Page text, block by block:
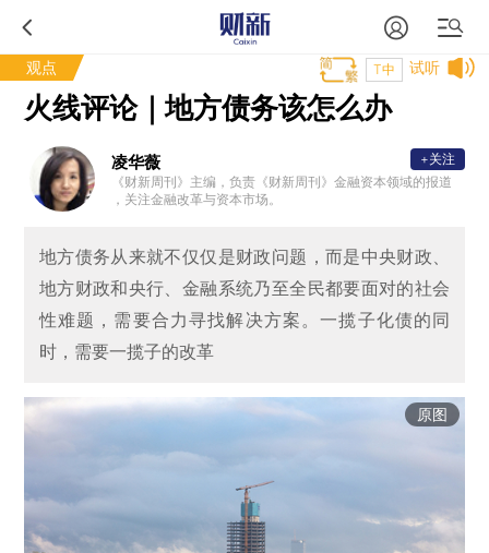
观点 试听
T中
火线评论｜地方债务该怎么办
凌华薇
《财新周刊》主编，负责《财新周刊》金融资本领域的报道
，关注金融改革与资本市场。
+关注
地方债务从来就不仅仅是财政问题，而是中央财政、
地方财政和央行、金融系统乃至全民都要面对的社会
性难题，需要合力寻找解决方案。一揽子化债的同
时，需要一揽子的改革
原图